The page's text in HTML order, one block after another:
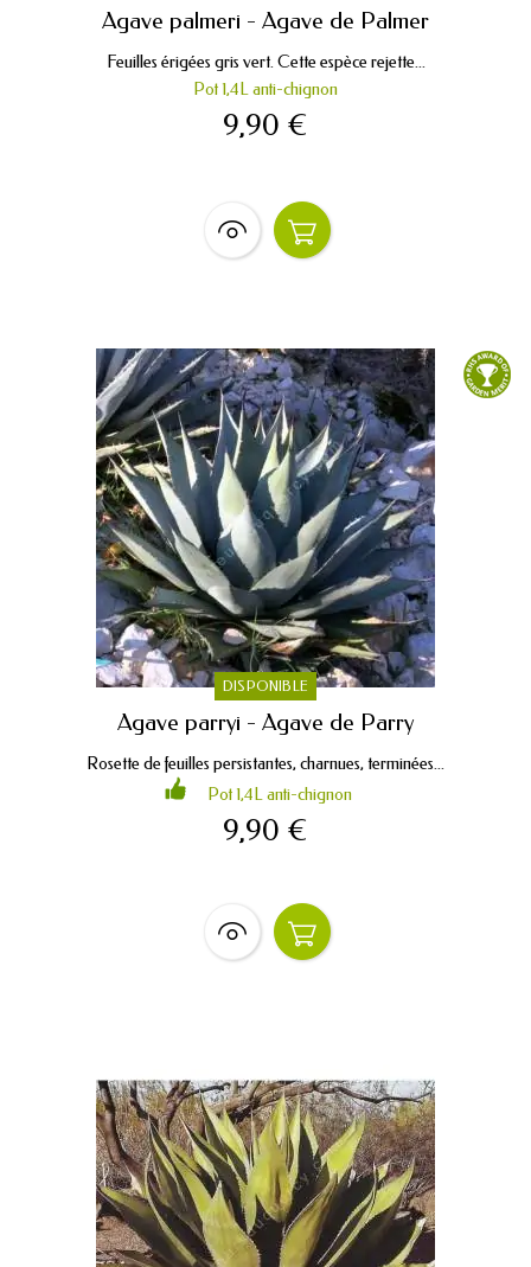
Agave palmeri - Agave de Palmer
Feuilles érigées gris vert. Cette espèce rejette...
Pot 1,4L anti-chignon
9,90 €
DISPONIBLE
Agave parryi - Agave de Parry
Rosette de feuilles persistantes, charnues, terminées...
Pot 1,4L anti-chignon
9,90 €